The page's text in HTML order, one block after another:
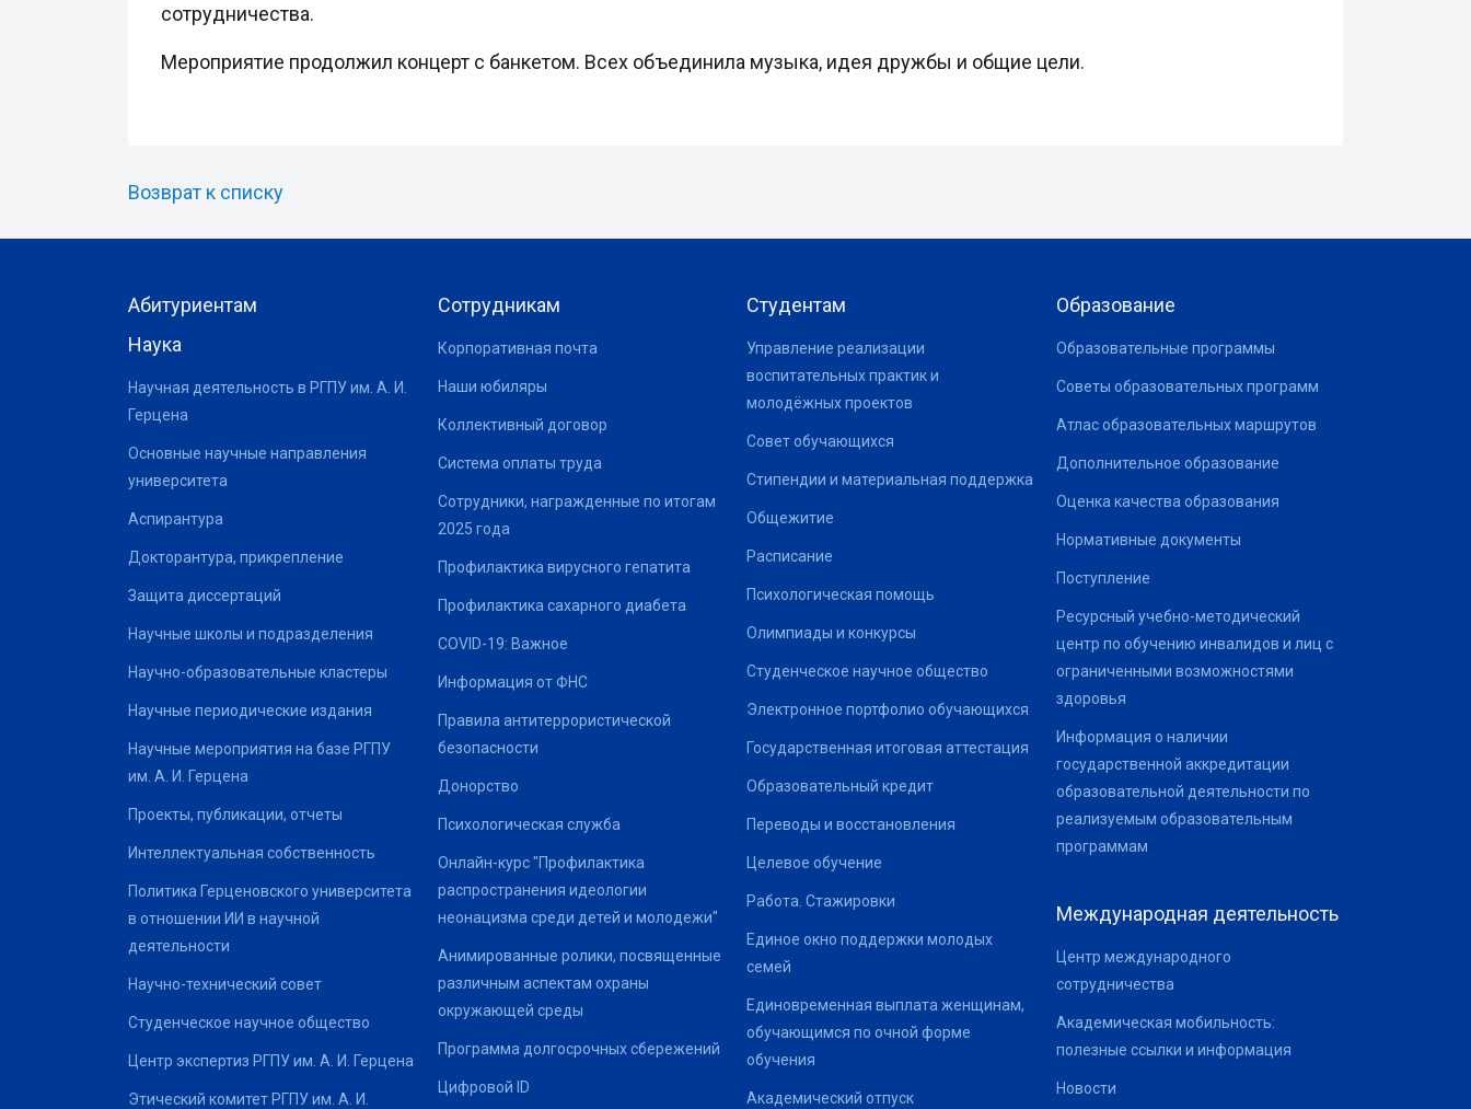
сотрудничества.
Мероприятие продолжил концерт с банкетом. Всех объединила музыка, идея дружбы и общие цели.
Возврат к списку
Абитуриентам
Наука
Научная деятельность в РГПУ им. А. И.
Герцена
Основные научные направления
университета
Аспирантура
Докторантура, прикрепление
Защита диссертаций
Научные школы и подразделения
Научно-образовательные кластеры
Научные периодические издания
Научные мероприятия на базе РГПУ
им. А. И. Герцена
Проекты, публикации, отчеты
Интеллектуальная собственность
Политика Герценовского университета
в отношении ИИ в научной
деятельности
Научно-технический совет
Студенческое научное общество
Центр экспертиз РГПУ им. А. И. Герцена
Этический комитет РГПУ им. А. И.
Сотрудникам
Корпоративная почта
Наши юбиляры
Коллективный договор
Система оплаты труда
Сотрудники, награжденные по итогам
2025 года
Профилактика вирусного гепатита
Профилактика сахарного диабета
COVID-19: Важное
Информация от ФНС
Правила антитеррористической
безопасности
Донорство
Психологическая служба
Онлайн-курс "Профилактика
распространения идеологии
неонацизма среди детей и молодежи"
Анимированные ролики, посвященные
различным аспектам охраны
окружающей среды
Программа долгосрочных сбережений
Цифровой ID
Студентам
Управление реализации
воспитательных практик и
молодёжных проектов
Совет обучающихся
Стипендии и материальная поддержка
Общежитие
Расписание
Психологическая помощь
Олимпиады и конкурсы
Студенческое научное общество
Электронное портфолио обучающихся
Государственная итоговая аттестация
Образовательный кредит
Переводы и восстановления
Целевое обучение
Работа. Стажировки
Единое окно поддержки молодых
семей
Единовременная выплата женщинам,
обучающимся по очной форме
обучения
Академический отпуск
Образование
Образовательные программы
Советы образовательных программ
Атлас образовательных маршрутов
Дополнительное образование
Оценка качества образования
Нормативные документы
Поступление
Ресурсный учебно-методический
центр по обучению инвалидов и лиц с
ограниченными возможностями
здоровья
Информация о наличии
государственной аккредитации
образовательной деятельности по
реализуемым образовательным
программам
Международная деятельность
Центр международного
сотрудничества
Академическая мобильность:
полезные ссылки и информация
Новости